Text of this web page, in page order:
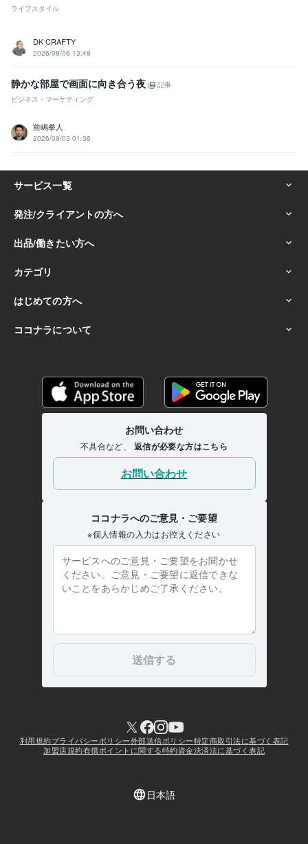
ライフスタイル
DK CRAFTY
2026/08/06 13:48
静かな部屋で画面に向き合う夜
記事
ビジネス・マーケティング
前嶋拳人
2026/08/03 01:36